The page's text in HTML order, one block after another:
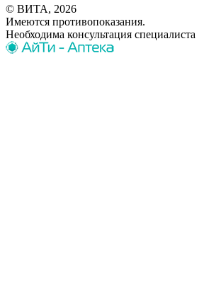
© ВИТА, 2026
Имеются противопоказания.
Необходима консультация специалиста